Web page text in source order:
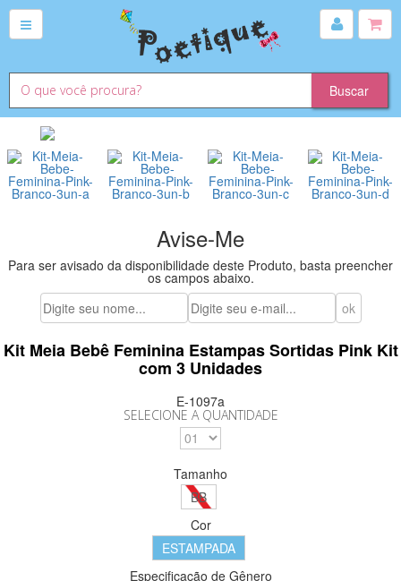
Avise-Me
Para ser avisado da disponibilidade deste Produto, basta preencher
os campos abaixo.
Kit Meia Bebê Feminina Estampas Sortidas Pink Kit
com 3 Unidades
E-1097a
SELECIONE A QUANTIDADE
Tamanho
BB
Cor
ESTAMPADA
Especificação de Gênero